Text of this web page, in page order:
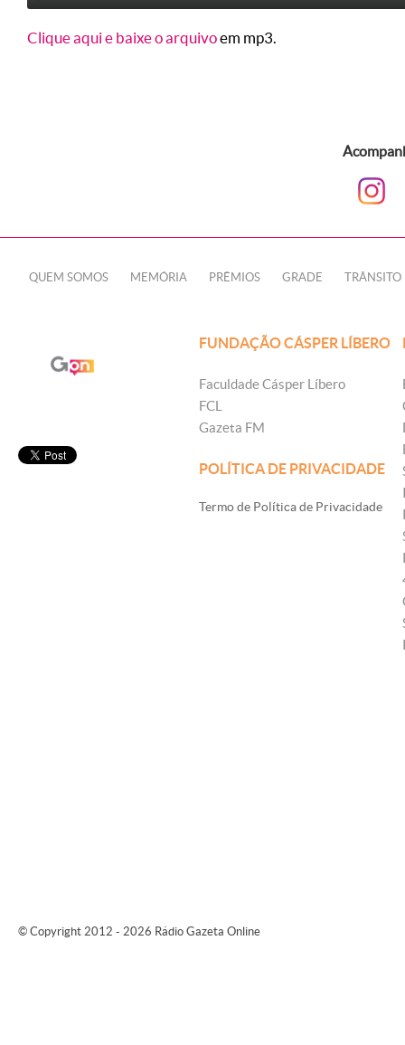
Clique aqui e baixe o arquivoem mp3.
QUEM SOMOS MEMÓRIA PRÊMIOS GRADE TRÂNSITO
FUNDAÇÃO CÁSPER LÍBERO
Faculdade Cásper Líbero
FCL
Gazeta FM
POLÍTICA DE PRIVACIDADE
Termo de Política de Privacidade
© Copyright 2012 - 2026 Rádio Gazeta Online